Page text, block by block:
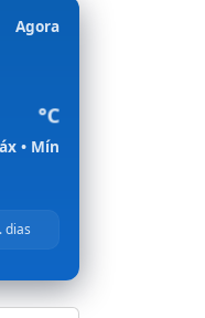
Agora
°C
• Mín
dias